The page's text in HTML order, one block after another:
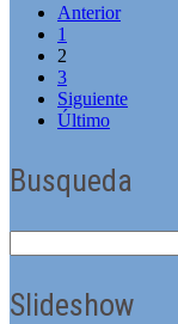
Anterior
1
2
3
Siguiente
Último
Busqueda
Slideshow